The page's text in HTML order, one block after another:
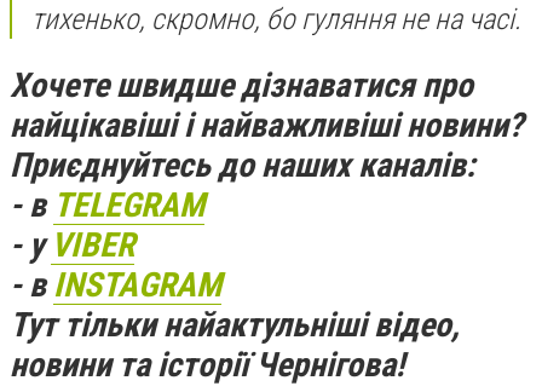
тихенько, скромно, бо гуляння не на часі.
Хочете швидше дізнаватися про
найцікавіші і найважливіші новини?
Приєднуйтесь до наших каналів:
- в TELEGRAM
- у VIBER
- вINSTAGRAM
Тут тільки найактульніші відео,
новини та історії Чернігова!